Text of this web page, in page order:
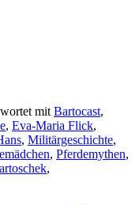
mit Bartocast,
, Eva-Maria Flick,
, Militärgeschichte,
, Pferdemythen,
,